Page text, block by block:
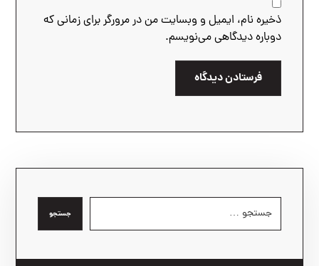
ذخیره نام، ایمیل و وبسایت من در مرورگر برای زمانی که
دوباره دیدگاهی می‌نویسم.
فرستادن دیدگاه
جستجو